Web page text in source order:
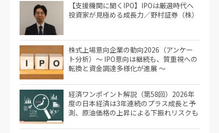
【支援機関に聞くIPO】IPOは厳選時代へ
投資家が見極める成長力／野村証券（株）
株式上場意向企業の動向2026（アンケー
ト分析）～ IPO意向は継続も、質重視への
転換と資金調達多様化が進展 ～
経済ワンポイント解説（第58回）2026年
度の日本経済は3年連続のプラス成長と予
測、原油価格の上昇による下振れリスクも